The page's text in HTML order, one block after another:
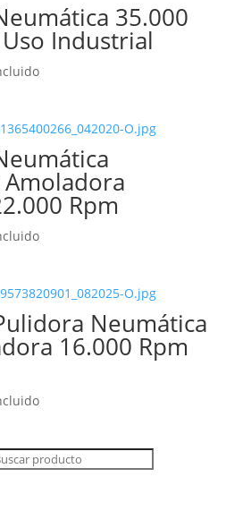
35.000
Industrial
Rpm
Neumática
16.000 Rpm